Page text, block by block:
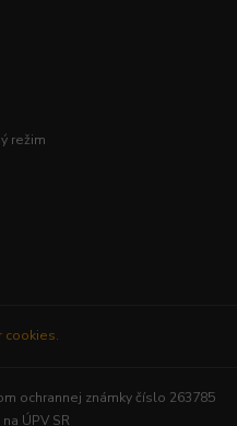
režim
cookies.
ochrannej známky číslo 263785
ÚPV SR